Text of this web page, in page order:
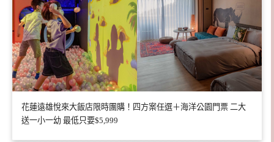
花蓮遠雄悅來大飯店限時團購！四方案任選＋海洋公園門票 二大
送一小一幼 最低只要$5,999